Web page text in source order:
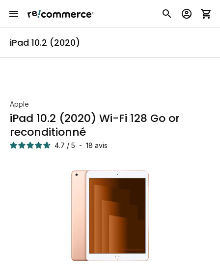
iPad 10.2 (2020)
Apple
iPad 10.2 (2020) Wi-Fi 128 Go or
reconditionné
4.7 / 5 - 18 avis